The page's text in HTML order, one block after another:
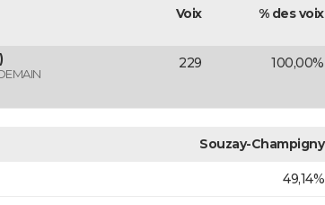
Voix % des voix
229 100,00%
Souzay-Champigny
49,14%